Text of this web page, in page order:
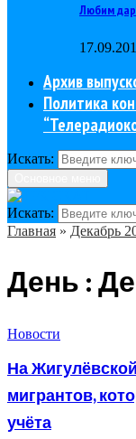
Любим
Архив
Политика
Искать:
Искать:
Главная » Декабрь
День :
Новости
На
мигрантов,
учёта